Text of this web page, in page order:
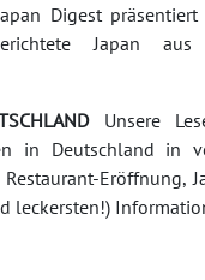
Digest
Japan
Unsere
in Deutschland in
Eröffnung,
leckersten!)